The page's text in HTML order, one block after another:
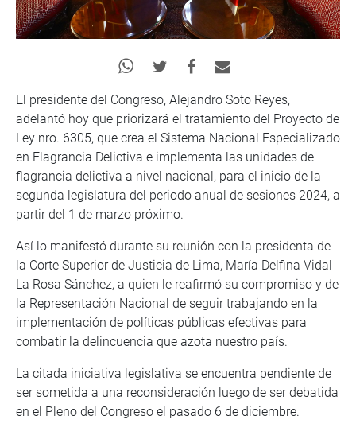
El presidente del Congreso, Alejandro Soto Reyes,
adelantó hoy que priorizará el tratamiento del Proyecto de
Ley nro. 6305, que crea el Sistema Nacional Especializado
en Flagrancia Delictiva e implementa las unidades de
flagrancia delictiva a nivel nacional, para el inicio de la
segunda legislatura del periodo anual de sesiones 2024, a
partir del 1 de marzo próximo.
Así lo manifestó durante su reunión con la presidenta de
la Corte Superior de Justicia de Lima, María Delfina Vidal
La Rosa Sánchez, a quien le reafirmó su compromiso y de
la Representación Nacional de seguir trabajando en la
implementación de políticas públicas efectivas para
combatir la delincuencia que azota nuestro país.
La citada iniciativa legislativa se encuentra pendiente de
ser sometida a una reconsideración luego de ser debatida
en el Pleno del Congreso el pasado 6 de diciembre.